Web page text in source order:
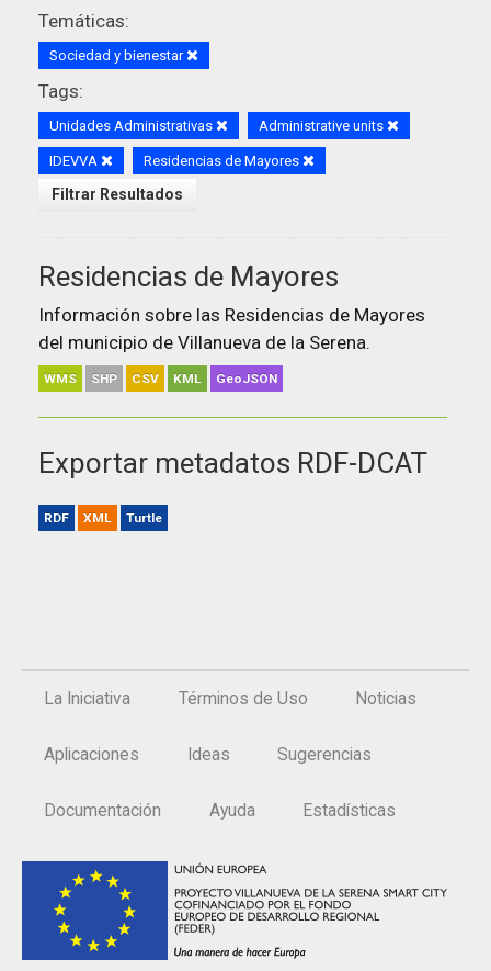
Temáticas:
Sociedad y bienestar
Tags:
Unidades Administrativas Administrative units
IDEVVA Residencias de Mayores
Filtrar Resultados
Residencias de Mayores
Información sobre las Residencias de Mayores
del municipio de Villanueva de la Serena.
WMS SHP CSV KML GeoJSON
Exportar metadatos RDF-DCAT
RDF XML Turtle
La Iniciativa Términos de Uso Noticias
Aplicaciones Ideas Sugerencias
Documentación Ayuda Estadísticas